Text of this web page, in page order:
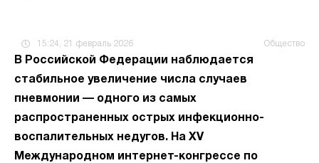
15:24, 21 февраль 2026 Общество
В Российской Федерации наблюдается
стабильное увеличение числа случаев
пневмонии — одного из самых
распространенных острых инфекционно-
воспалительных недугов. На XV
Международном интернет-конгрессе по